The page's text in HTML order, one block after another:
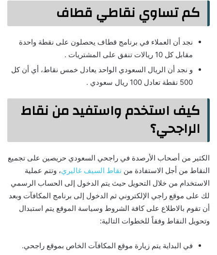
كم تساوي نقاطي قطاف
نجد أن العملاء في برنامج قطاف يحصلون على نقطة واحدة
مقابل كل 10 ريالات تنفق على المشتريات .
و نجد أن الريال السعودي الواحد يعادل خمس نقاط، أي أن كل
500 نقطة تعادل 100 ريال سعودي .
كيف استخدم واستفيد من نقاط
الراجحي؟
الكثير من أصحاب الأرصدة في راجحي السعودي حريصين على تجميع
النقاط من أجل الاستفادة من نقاط السيف غاليري، وتتم عملية
الاستخدام من خلال التحويل حيث يتم الدخول إلى الحساب الرسمي
لك على موقع راجي الإلكتروني ثم الدخول إلى برنامج المكافآت وبعد
أن تقوم بالاطلاع على كافة الشروط وسياسة الموقع يتم استبدال
وتحويل النقاط وفقاً للخطوات التالية:
في البداية يتم زيارة موقع المكافآت الخاص بموقع راجحي.